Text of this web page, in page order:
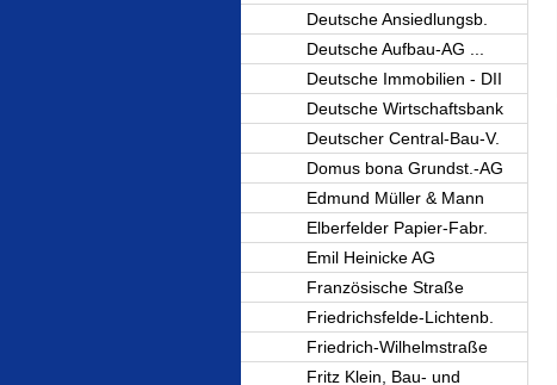
Deutsche Ansiedlungsb.
Deutsche Aufbau-AG ...
Deutsche Immobilien - DII
Deutsche Wirtschaftsbank
Deutscher Central-Bau-V.
Domus bona Grundst.-AG
Edmund Müller & Mann
Elberfelder Papier-Fabr.
Emil Heinicke AG
Französische Straße
Friedrichsfelde-Lichtenb.
Friedrich-Wilhelmstraße
Fritz Klein, Bau- und